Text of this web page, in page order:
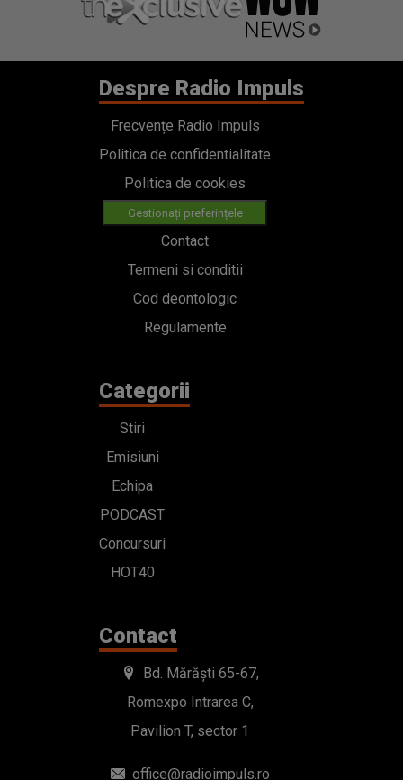
Despre Radio Impuls
Frecvențe Radio Impuls
Politica de confidentialitate
Politica de cookies
Gestionați preferințele
Contact
Termeni si conditii
Cod deontologic
Regulamente
Categorii
Stiri
Emisiuni
Echipa
PODCAST
Concursuri
HOT40
Contact
Bd. Mărăști 65-67,
Romexpo Intrarea C,
Pavilion T, sector 1
office@radioimpuls.ro